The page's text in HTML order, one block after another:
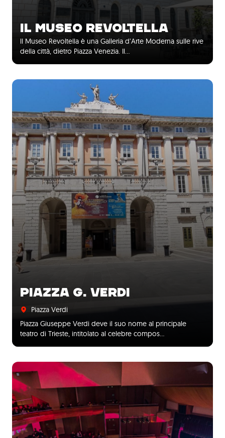
IL MUSEO REVOLTELLA
ll Museo Revoltella è una Galleria d’Arte Moderna sulle rive
della città, dietro Piazza Venezia. Il…
PIAZZA G. VERDI
Piazza Verdi
Piazza Giuseppe Verdi deve il suo nome al principale
teatro di Trieste, intitolato al celebre compos…